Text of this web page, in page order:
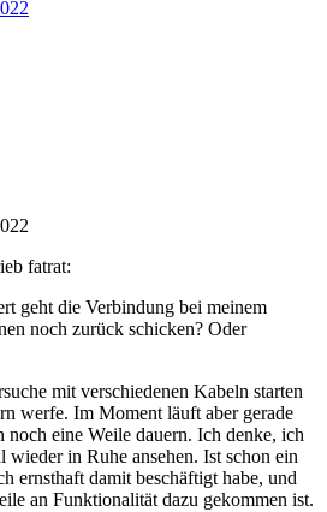
fatrat:
geht die Verbindung bei meinem
noch zurück schicken? Oder
mit verschiedenen Kabeln starten
werfe. Im Moment läuft aber gerade
noch eine Weile dauern. Ich denke, ich
in Ruhe ansehen. Ist schon ein
ernsthaft damit beschäftigt habe, und
an Funktionalität dazu gekommen ist.